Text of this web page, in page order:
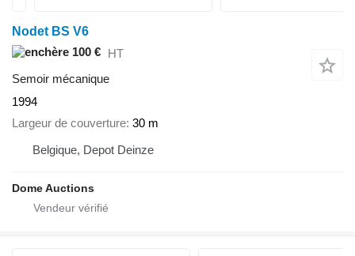
Nodet BS V6
100 € HT
Semoir mécanique
1994
Largeur de couverture 30 m
Belgique, Depot Deinze
Dome Auctions